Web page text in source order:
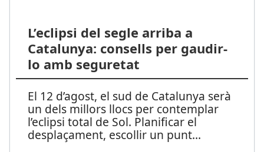
L’eclipsi del segle arriba a
Catalunya: consells per gaudir-
lo amb seguretat
El 12 d’agost, el sud de Catalunya serà
un dels millors llocs per contemplar
l’eclipsi total de Sol. Planificar el
desplaçament, escollir un punt...